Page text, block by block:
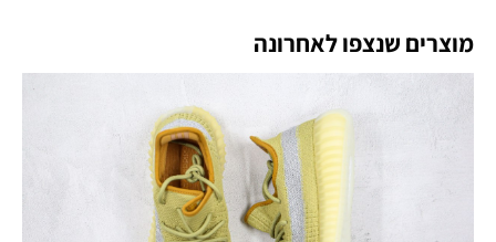
מוצרים שנצפו לאחרונה